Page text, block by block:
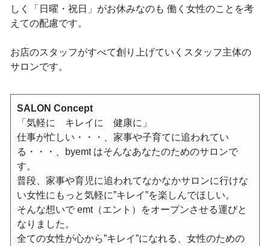
しく「日曜・祝日」がお休みなのも 働く女性のことを考
えての配慮です。
お店のスタッフがすべて創り上げていくスタッフ主体の
サロンです。
SALON Concept
「気軽に キレイに 健康に」
仕事が忙しい・・・、家事や子育てに追われてい
る・・・、byemt はそんなあなたのためのサロンで
す。
普段、家事や育児に追われてなかなかサロンに行けな
い女性にもっと気軽に”キレイ”を楽しんでほしい。
そんな想いで emt（エント）をオープンさせる運びと
なりました。
全ての女性が心から”キレイ”になれる、女性のための